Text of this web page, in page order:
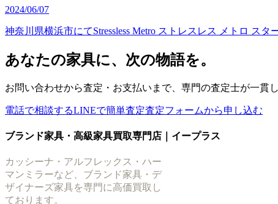
2024/06/07
神奈川県横浜市にてStressless Metro ストレスレス メトロ ス
あなたの家具に、次の物語を。
お問い合わせから査定・お支払いまで、専門の査定士が一貫
電話で相談するLINEで簡単査定査定フォームから申し込む
ブランド家具・高級家具買取専門店｜イープラス
カッシーナ・アルフレックス・ハー
マンミラーなど、ブランド家具・デ
ザイナーズ家具を専門に高価買取し
ております。